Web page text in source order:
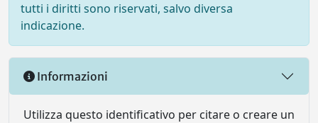
tutti i diritti sono riservati, salvo diversa
indicazione.
Informazioni
Utilizza questo identificativo per citare o creare un